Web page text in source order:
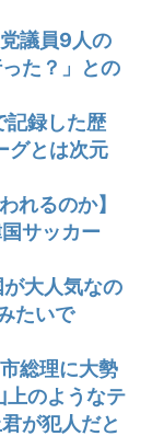
議員9人の
た？」との
記録した歴
グとは次元
れるのか】
サッカー
大人気なの
たいで
総理に大勢
のようなテ
が犯人だと